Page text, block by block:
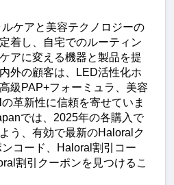
ケアと美容テクノロジーの
着し、自宅でのルーティン
アに変える機器と製品を提
外の顧客は、LED活性化ホ
級PAP+フォーミュラ、美容
革新性に信頼を寄せていま
では、2025年の各購入で
う、有効で最新のHaloralク
コード、Haloral割引コー
割引クーポンを見つけるこ